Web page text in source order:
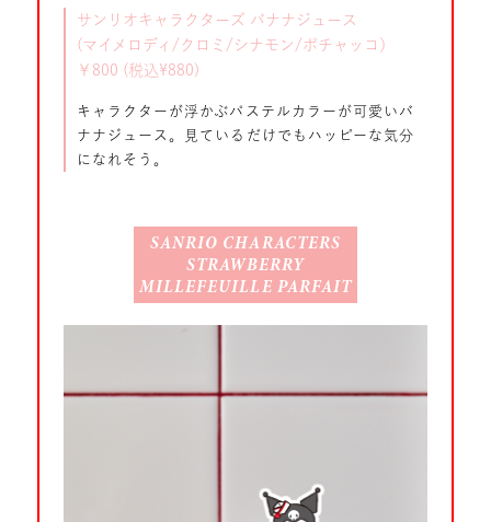
サンリオキャラクターズ バナナジュース
(マイメロディ/クロミ/シナモン/ポチャッコ）
￥800 (税込¥880)
キャラクターが浮かぶパステルカラーが可愛いバ
ナナジュース。見ているだけでもハッピーな気分
になれそう。
SANRIO CHARACTERS
STRAWBERRY
MILLEFEUILLE PARFAIT